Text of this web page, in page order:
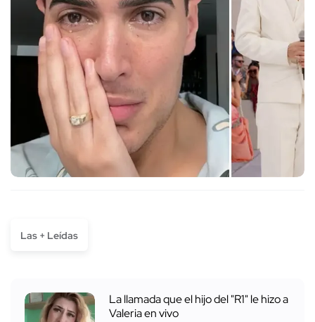
Las + Leídas
La llamada que el hijo del "R1" le hizo a
Valeria en vivo